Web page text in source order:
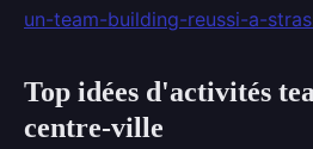
un-team-building-reussi-a-
Top idées d'activités
centre-ville